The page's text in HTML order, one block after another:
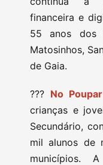
financeira e
55 anos dos
Matosinhos,
de Gaia.
??‍? No
crianças e
Secundário,
mil alunos de
municípios.